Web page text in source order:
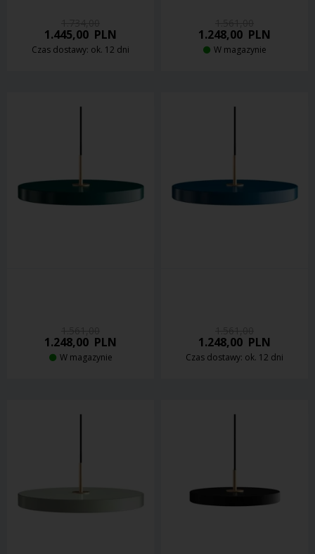
1.445,00 PLN
Czas dostawy: ok. 12 dni
1.248,00 PLN
W magazynie
1.248,00 PLN
W magazynie
1.248,00 PLN
Czas dostawy: ok. 12 dni